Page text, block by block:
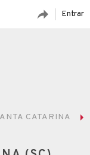
Entrar
CATARINA